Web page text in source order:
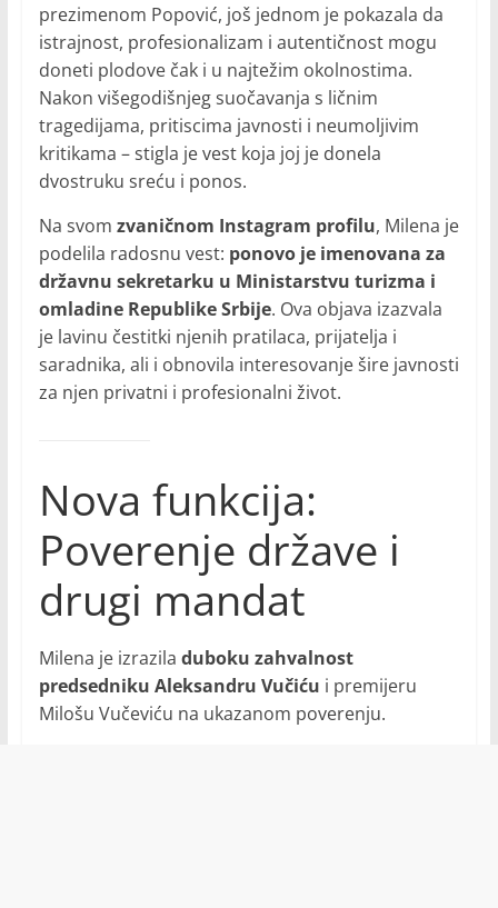
prezimenom Popović, još jednom je pokazala da
istrajnost, profesionalizam i autentičnost mogu
doneti plodove čak i u najtežim okolnostima.
Nakon višegodišnjeg suočavanja s ličnim
tragedijama, pritiscima javnosti i neumoljivim
kritikama – stigla je vest koja joj je donela
dvostruku sreću i ponos.
Na svom zvaničnom Instagram profilu, Milena je
podelila radosnu vest: ponovo je imenovana za
državnu sekretarku u Ministarstvu turizma i
omladine Republike Srbije. Ova objava izazvala
je lavinu čestitki njenih pratilaca, prijatelja i
saradnika, ali i obnovila interesovanje šire javnosti
za njen privatni i profesionalni život.
Nova funkcija:
Poverenje države i
drugi mandat
Milena je izrazila duboku zahvalnost
predsedniku Aleksandru Vučiću i premijeru
Milošu Vučeviću na ukazanom poverenju.